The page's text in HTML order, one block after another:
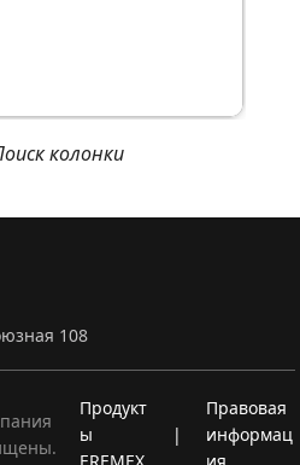
колонки
108
Продукт
ы
|
Правовая
информац